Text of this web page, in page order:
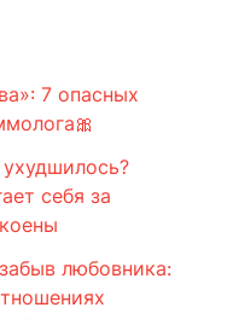
7 опасных
себя за
любовника: